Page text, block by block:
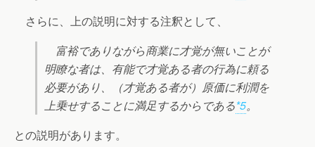
さらに、上の説明に対する注釈として、
富裕でありながら商業に才覚が無いことが
明瞭な者は、有能で才覚ある者の行為に頼る
必要があり、（才覚ある者が）原価に利潤を
上乗せすることに満足するからである*5。
との説明があります。